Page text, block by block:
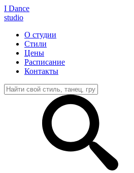
I Dance
studio
О студии
Стили
Цены
Расписание
Контакты